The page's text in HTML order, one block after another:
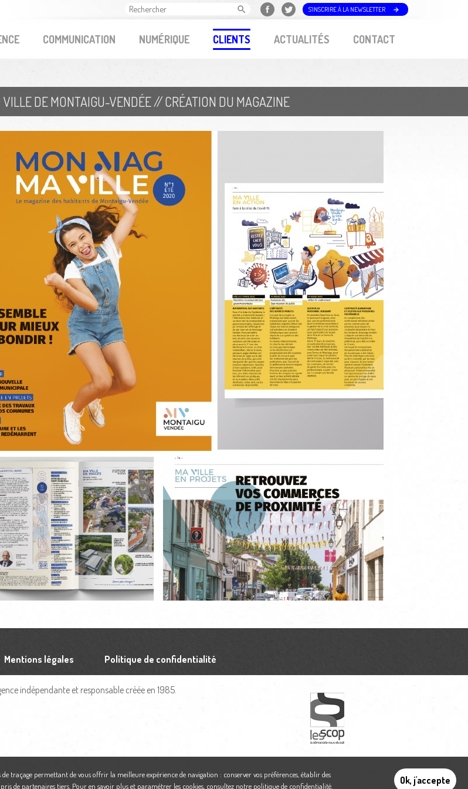
COMMUNICATION NUMÉRIQUE CLIENTS ACTUALITÉS CONTACT
S'INSCRIRE À LA NEWSLETTER
VILLE DE MONTAIGU-VENDÉE // CRÉATION DU MAGAZINE
Mentions légales Politique de confidentialité
indépendante et responsable créée en 1985.
traçage permettant de vous offrir la meilleure expérience de navigation : conserver vos préférences, établir des
de partenaires tiers. Pour en savoir plus et paramétrer les cookies, consultez notre politique de confidentialité Ok, j'accepte